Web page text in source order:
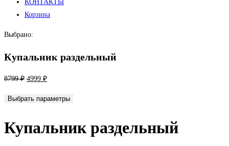
КОНТАКТЫ
Корзина
Выбрано:
Купальник раздельный
8799₽ Первоначальная
составляла
4999 ₽Текущая
4999 ₽.
Выбрать параметры
Купальник раздельный